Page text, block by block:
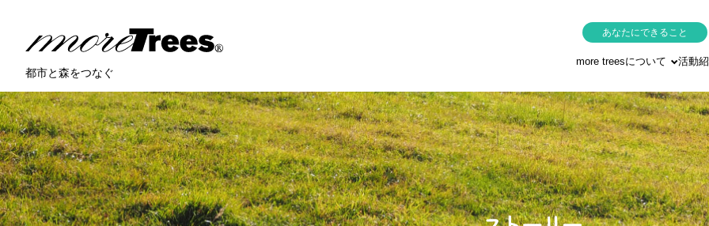
都市と森をつなぐ
more treesについて 活動
あなたにできること